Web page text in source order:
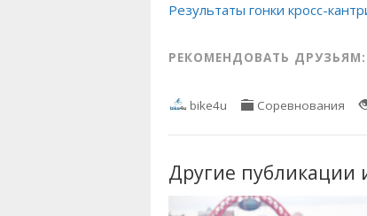
Результаты гонки кросс-
РЕКОМЕНДОВАТЬ ДРУЗЬЯМ:
bike4u Соревнования
Другие публикации